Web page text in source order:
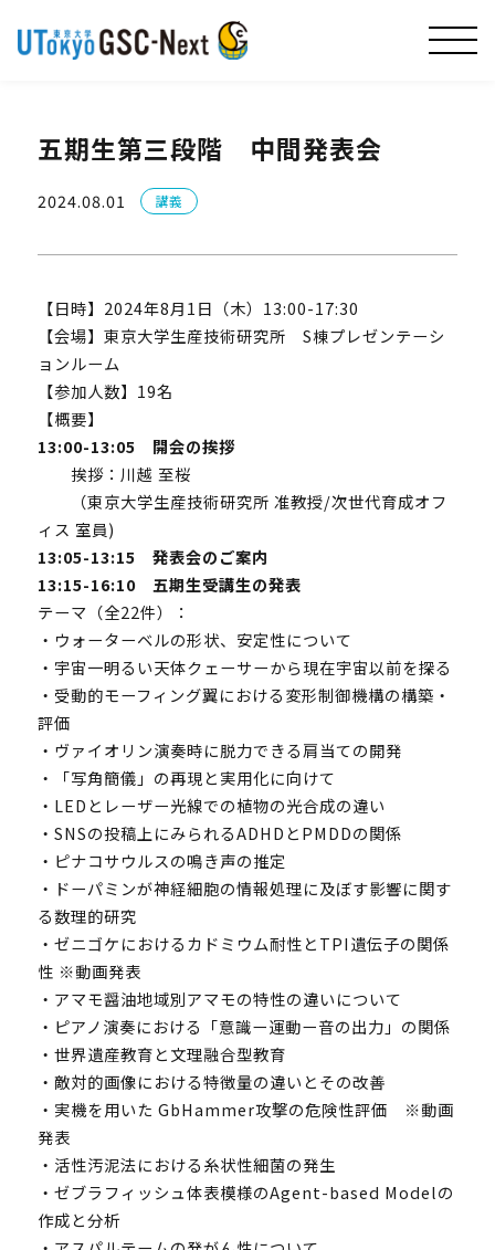
五期生第三段階 中間発表会
2024.08.01 講義
【日時】2024年8月1日（木）13:00-17:30
【会場】東京大学生産技術研究所 S棟プレゼンテーシ
ョンルーム
【参加人数】19名
【概要】
13:00-13:05 開会の挨拶
挨拶：川越 至桜
（東京大学生産技術研究所 准教授/次世代育成オフ
ィス 室員)
13:05-13:15 発表会のご案内
13:15-16:10 五期生受講生の発表
テーマ（全22件）：
・ウォーターベルの形状、安定性について
・宇宙一明るい天体クェーサーから現在宇宙以前を探る
・受動的モーフィング翼における変形制御機構の構築・
評価
・ヴァイオリン演奏時に脱力できる肩当ての開発
・「写角簡儀」の再現と実用化に向けて
・LEDとレーザー光線での植物の光合成の違い
・SNSの投稿上にみられるADHDとPMDDの関係
・ピナコサウルスの鳴き声の推定
・ドーパミンが神経細胞の情報処理に及ぼす影響に関す
る数理的研究
・ゼニゴケにおけるカドミウム耐性とTPI遺伝子の関係
性 ※動画発表
・アマモ醤油地域別アマモの特性の違いについて
・ピアノ演奏における「意識ー運動ー⾳の出⼒」の関係
・世界遺産教育と文理融合型教育
・敵対的画像における特徴量の違いとその改善
・実機を用いた GbHammer攻撃の危険性評価 ※動画
発表
・活性汚泥法における糸状性細菌の発生
・ゼブラフィッシュ体表模様のAgent-based Modelの
作成と分析